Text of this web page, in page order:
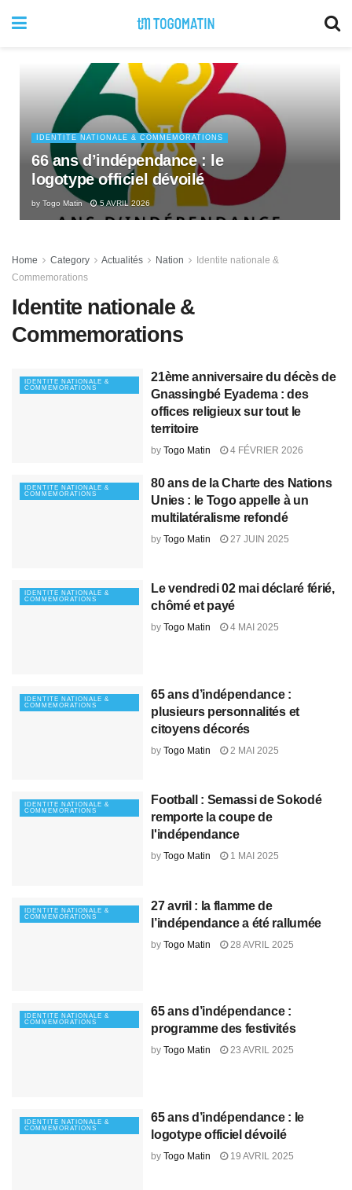
IDENTITE NATIONALE & COMMEMORATIONS
66 ans d’indépendance : le
logotype officiel dévoilé
by Togo Matin 5 AVRIL 2026
Home Category Actualités Nation
Identite nationale &
Commemorations
Identite nationale &
Commemorations
IDENTITE NATIONALE &
COMMEMORATIONS
21ème anniversaire du décès de
Gnassingbé Eyadema : des
offices religieux sur tout le
territoire
by Togo Matin 4 FÉVRIER 2026
IDENTITE NATIONALE &
COMMEMORATIONS
80 ans de la Charte des Nations
Unies : le Togo appelle à un
multilatéralisme refondé
by Togo Matin 27 JUIN 2025
IDENTITE NATIONALE &
COMMEMORATIONS
Le vendredi 02 mai déclaré férié,
chômé et payé
by Togo Matin 4 MAI 2025
IDENTITE NATIONALE &
COMMEMORATIONS
65 ans d’indépendance :
plusieurs personnalités et
citoyens décorés
by Togo Matin 2 MAI 2025
IDENTITE NATIONALE &
COMMEMORATIONS
Football : Semassi de Sokodé
remporte la coupe de
l'indépendance
by Togo Matin 1 MAI 2025
IDENTITE NATIONALE &
COMMEMORATIONS
27 avril : la flamme de
l’indépendance a été rallumée
by Togo Matin 28 AVRIL 2025
IDENTITE NATIONALE &
COMMEMORATIONS
65 ans d’indépendance :
programme des festivités
by Togo Matin 23 AVRIL 2025
IDENTITE NATIONALE &
COMMEMORATIONS
65 ans d’indépendance : le
logotype officiel dévoilé
by Togo Matin 19 AVRIL 2025